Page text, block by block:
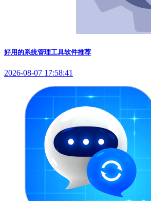
好用的系统管理工具软件推荐
2026-08-07 17:58:41